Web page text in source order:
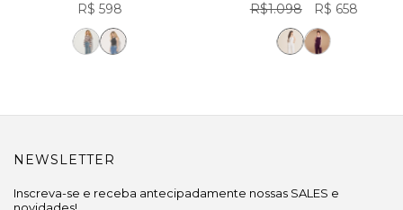
R$ 598 R$1.098 R$ 658
NEWSLETTER
Inscreva-se e receba antecipadamente nossas SALES e